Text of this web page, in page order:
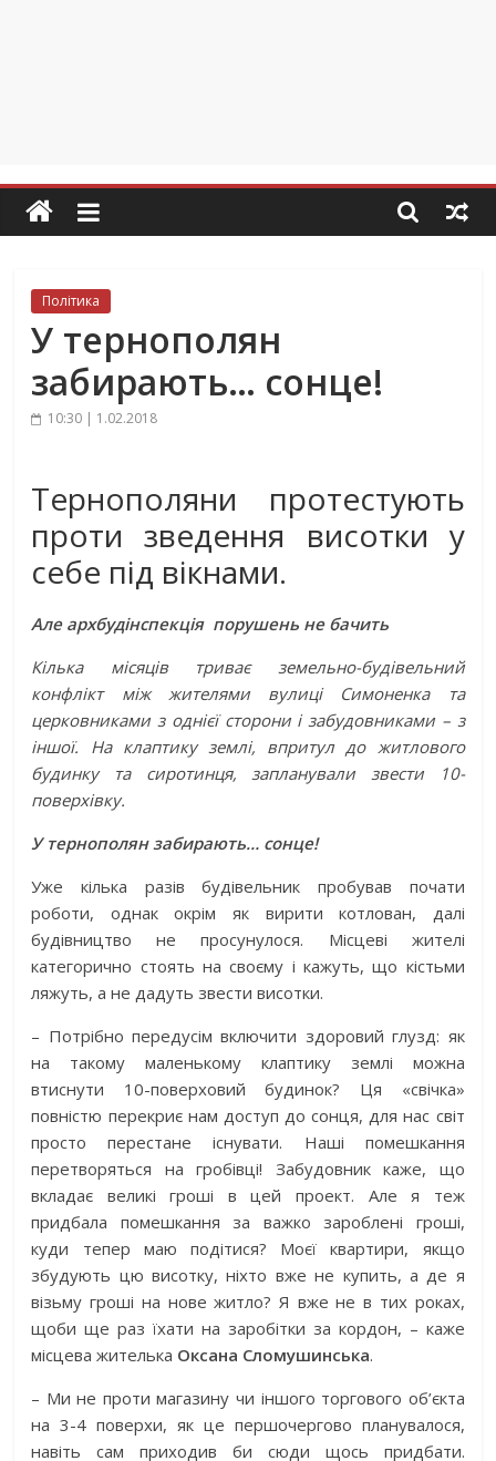
Політика
У тернополян
забирають… сонце!
10:30 | 1.02.2018
Тернополяни протестують
проти зведення висотки у
себе під вікнами.
Але архбудінспекція порушень не бачить
Кілька місяців триває земельно-будівельний
конфлікт між жителями вулиці Симоненка та
церковниками з однієї сторони і забудовниками – з
іншої. На клаптику землі, впритул до житлового
будинку та сиротинця, запланували звести 10-
поверхівку.
У тернополян забирають… сонце!
Уже кілька разів будівельник пробував почати
роботи, однак окрім як вирити котлован, далі
будівництво не просунулося. Місцеві жителі
категорично стоять на своєму і кажуть, що кістьми
ляжуть, а не дадуть звести висотки.
– Потрібно передусім включити здоровий глузд: як
на такому маленькому клаптику землі можна
втиснути 10-поверховий будинок? Ця «свічка»
повністю перекриє нам доступ до сонця, для нас світ
просто перестане існувати. Наші помешкання
перетворяться на гробівці! Забудовник каже, що
вкладає великі гроші в цей проект. Але я теж
придбала помешкання за важко зароблені гроші,
куди тепер маю подітися? Моєї квартири, якщо
збудують цю висотку, ніхто вже не купить, а де я
візьму гроші на нове житло? Я вже не в тих роках,
щоби ще раз їхати на заробітки за кордон, – каже
місцева жителька Оксана Сломушинська.
– Ми не проти магазину чи іншого торгового об’єкта
на 3-4 поверхи, як це першочергово планувалося,
навіть сам приходив би сюди щось придбати.